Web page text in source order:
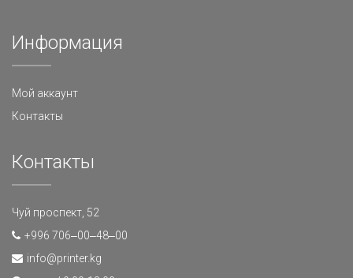
Информация
Мой аккаунт
Контакты
Контакты
Чуй проспект, 52
+996 706‒00‒48‒00
info@printer.kg